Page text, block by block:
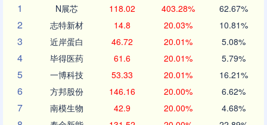
1
N展芯 118.02 403.28% 62.67%
2 志特新材 14.8 20.03% 10.81%
3 近岸蛋白 46.72 20.01% 5.08%
4 毕得医药 61.6 20.01% 5.79%
5 一博科技 53.33 20.01% 16.21%
6 方邦股份 146.16 20.00% 6.62%
7 南模生物 42.9 20.00% 4.68%